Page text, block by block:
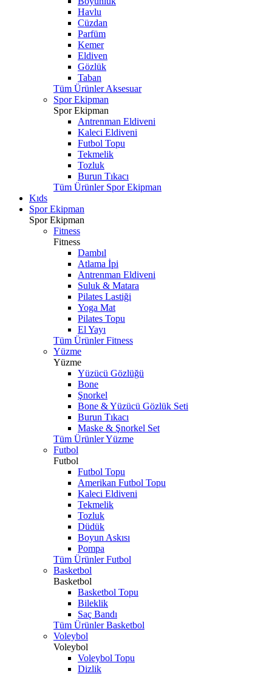
Havlu
Cüzdan
Parfüm
Kemer
Eldiven
Gözlük
Taban
Tüm Ürünler Aksesuar
Spor Ekipman
Spor Ekipman
Antrenman Eldiveni
Kaleci Eldiveni
Futbol Topu
Tekmelik
Tozluk
Burun Tıkacı
Tüm Ürünler Spor Ekipman
Kıds
Spor Ekipman
Spor Ekipman
Fitness
Fitness
Dambıl
Atlama İpi
Antrenman Eldiveni
Suluk & Matara
Pilates Lastiği
Yoga Mat
Pilates Topu
El Yayı
Tüm Ürünler Fitness
Yüzme
Yüzme
Yüzücü Gözlüğü
Bone
Şnorkel
Bone & Yüzücü Gözlük Seti
Burun Tıkacı
Maske & Şnorkel Set
Tüm Ürünler Yüzme
Futbol
Futbol
Futbol Topu
Amerikan Futbol Topu
Kaleci Eldiveni
Tekmelik
Tozluk
Düdük
Boyun Askısı
Pompa
Tüm Ürünler Futbol
Basketbol
Basketbol
Basketbol Topu
Bileklik
Saç Bandı
Tüm Ürünler Basketbol
Voleybol
Voleybol
Voleybol Topu
Dizlik